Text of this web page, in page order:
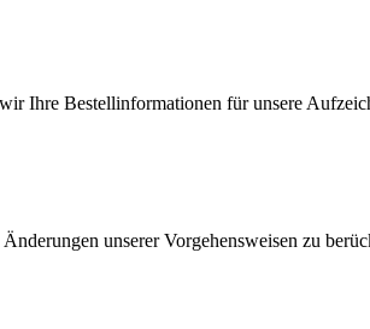
Ihre Bestellinformationen für unsere
unserer Vorgehensweisen zu